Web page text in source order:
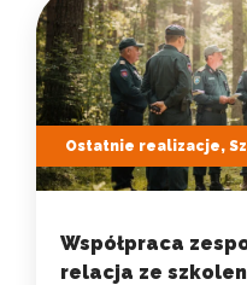
Ostatnie realizacje,
Współpraca
relacja ze